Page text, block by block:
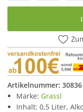
Artikelnummer: 30836
Marke: Grassl
Inhalt: 0,5 Liter,